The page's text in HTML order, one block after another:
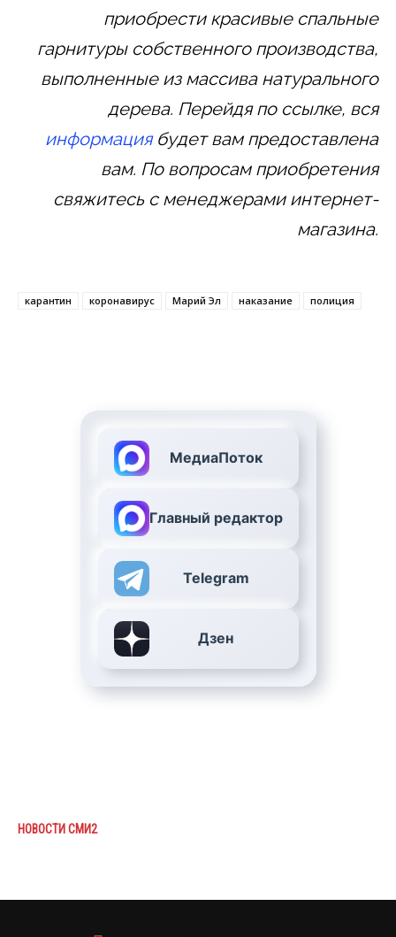
приобрести красивые спальные
гарнитуры собственного производства,
выполненные из массива натурального
дерева. Перейдя по ссылке, вся
информациябудет вам предоставлена
вам. По вопросам приобретения
свяжитесь с менеджерами интернет-
магазина.
карантин коронавирус Марий Эл наказание полиция
МедиаПоток
Главный редактор
Telegram
Дзен
НОВОСТИ СМИ2